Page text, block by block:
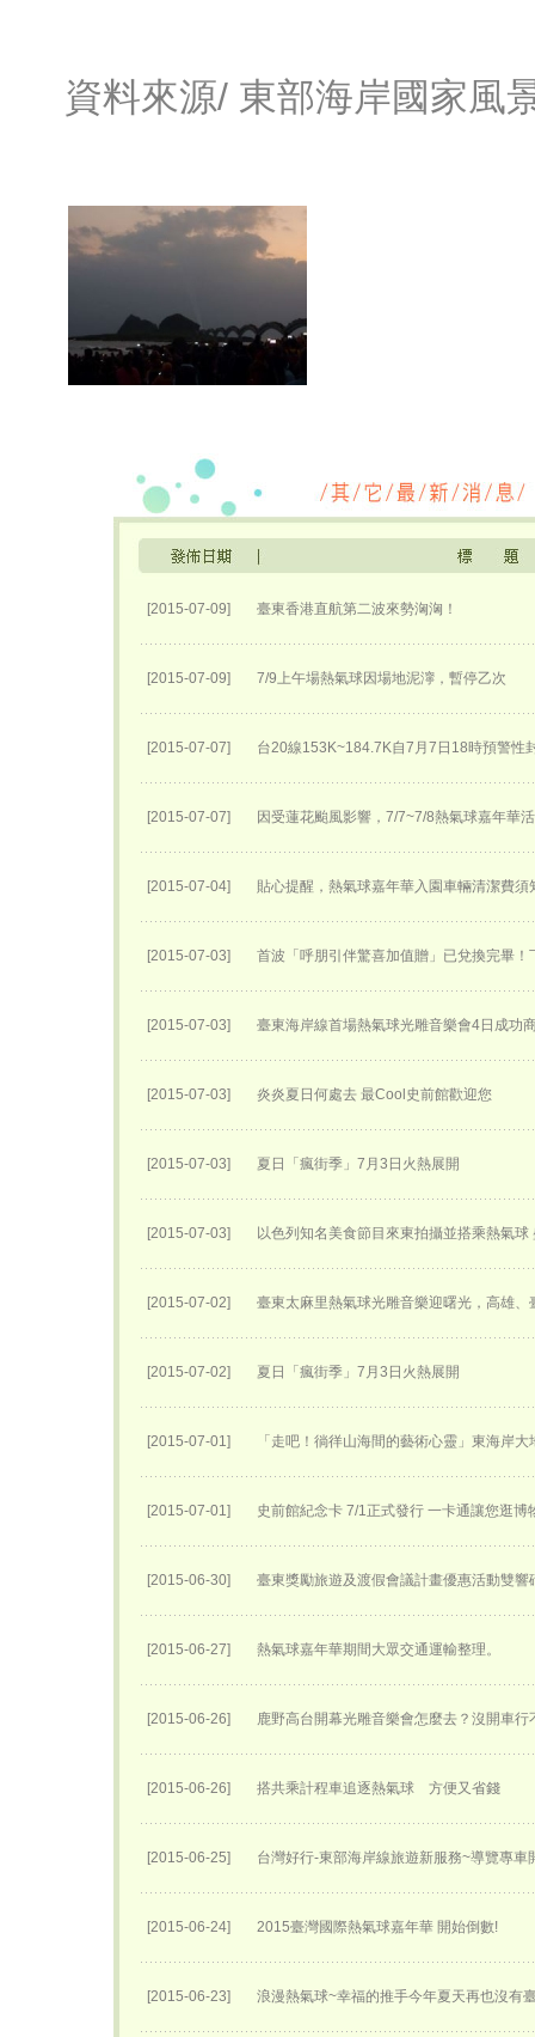
資料來源/ 東部海岸國家風
[2015-07-09] 臺東香港直航第二波來勢洶洶！
[2015-07-09] 7/9上午場熱氣球因場地泥濘，暫停乙次
[2015-07-07] 台20線153K~184.7K自7月7日18時預警性
[2015-07-07] 因受蓮花颱風影響，7/7~7/8熱氣球嘉年華
[2015-07-04] 貼心提醒，熱氣球嘉年華入園車輛清潔費須
[2015-07-03] 首波「呼朋引伴驚喜加值贈」已兌換完畢！
[2015-07-03] 臺東海岸線首場熱氣球光雕音樂會4日成功
[2015-07-03] 炎炎夏日何處去 最Cool史前館歡迎您
[2015-07-03] 夏日「瘋街季」7月3日火熱展開
[2015-07-03] 以色列知名美食節目來東拍攝並搭乘熱氣球
[2015-07-02] 臺東太麻里熱氣球光雕音樂迎曙光，高雄
[2015-07-02] 夏日「瘋街季」7月3日火熱展開
[2015-07-01] 「走吧！徜徉山海間的藝術心靈」東海岸
[2015-07-01] 史前館紀念卡 7/1正式發行 一卡通讓您逛博
[2015-06-30] 臺東獎勵旅遊及渡假會議計畫優惠活動雙響
[2015-06-27] 熱氣球嘉年華期間大眾交通運輸整理。
[2015-06-26] 鹿野高台開幕光雕音樂會怎麼去？沒開車行
[2015-06-26] 搭共乘計程車追逐熱氣球 方便又省錢
[2015-06-25] 台灣好行-東部海岸線旅遊新服務~導覽專車
[2015-06-24] 2015臺灣國際熱氣球嘉年華 開始倒數!
[2015-06-23] 浪漫熱氣球~幸福的推手今年夏天再也沒有